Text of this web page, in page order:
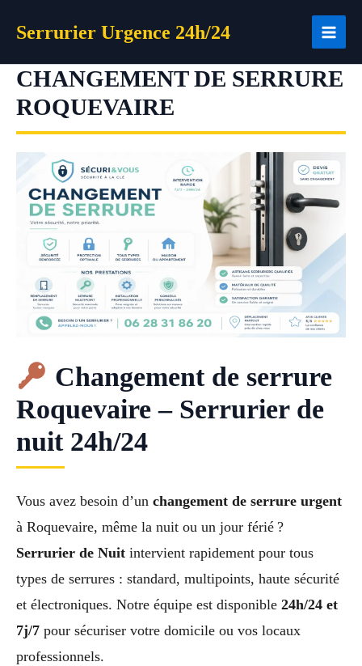
Serrurier Urgence 24h/24
CHANGEMENT DE SERRURE
ROQUEVAIRE
Changement de serrure
Roquevaire – Serrurier de
nuit 24h/24
Vous avez besoin d’un changement de serrure urgent
à Roquevaire, même la nuit ou un jour férié ?
Serrurier de Nuit intervient rapidement pour tous
types de serrures : standard, multipoints, haute sécurité
et électroniques. Notre équipe est disponible 24h/24 et
7j/7 pour sécuriser votre domicile ou vos locaux
professionnels.